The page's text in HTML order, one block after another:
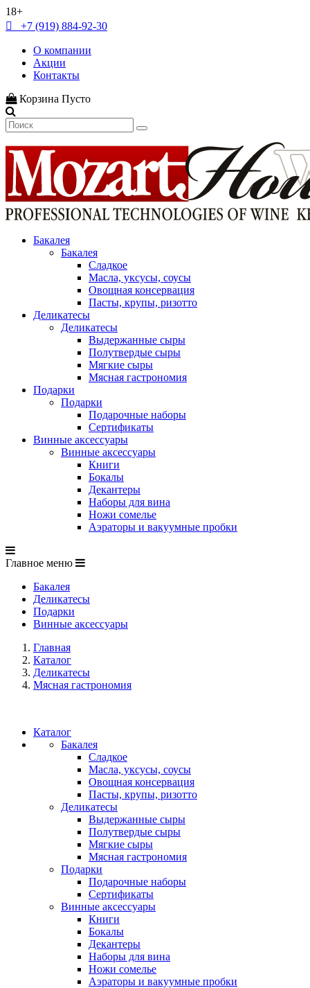
18+
+7 (919) 884-92-30
О компании
Акции
Контакты
Корзина Пусто
Бакалея
Бакалея
Сладкое
Масла, уксусы, соусы
Овощная консервация
Пасты, крупы, ризотто
Деликатесы
Деликатесы
Выдержанные сыры
Полутвердые сыры
Мягкие сыры
Мясная гастрономия
Подарки
Подарки
Подарочные наборы
Сертификаты
Винные аксессуары
Винные аксессуары
Книги
Бокалы
Декантеры
Наборы для вина
Ножи сомелье
Аэраторы и вакуумные пробки
Главное меню
Бакалея
Деликатесы
Подарки
Винные аксессуары
Главная
Каталог
Деликатесы
Мясная гастрономия
Каталог
Бакалея
Сладкое
Масла, уксусы, соусы
Овощная консервация
Пасты, крупы, ризотто
Деликатесы
Выдержанные сыры
Полутвердые сыры
Мягкие сыры
Мясная гастрономия
Подарки
Подарочные наборы
Сертификаты
Винные аксессуары
Книги
Бокалы
Декантеры
Наборы для вина
Ножи сомелье
Аэраторы и вакуумные пробки